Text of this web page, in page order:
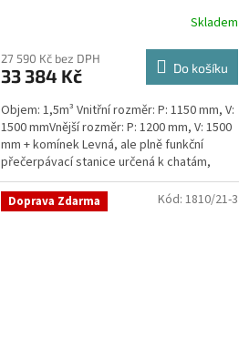
produktu
je
z
5
hvězdiček.
Skladem
27 590 Kč bez DPH
33 384 Kč Do košíku
Objem: 1,5m³ Vnitřní rozměr: P: 1150 mm, V:
1500 mmVnější rozměr: P: 1200 mm, V: 1500
mm + komínek Levná, ale plně funkční
přečerpávací stanice určená k chatám,
zahradám,...
Doprava Zdarma Kód: 1810/21-3